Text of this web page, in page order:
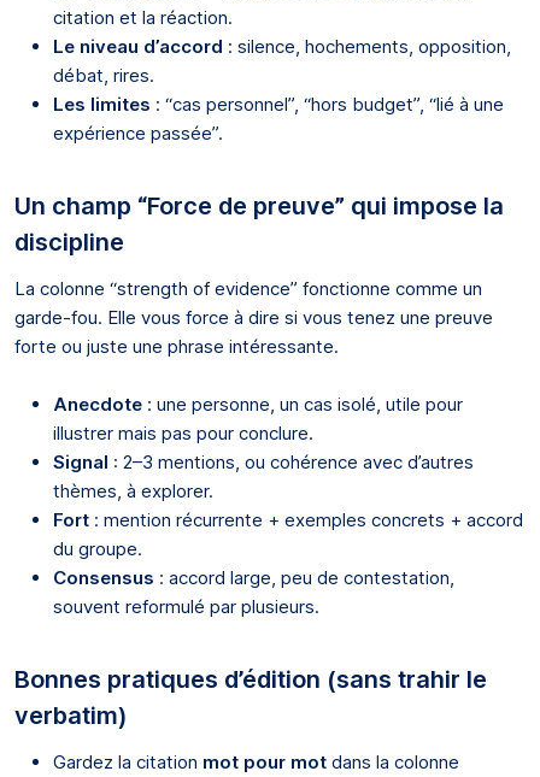
citation et la réaction.
Le niveau d’accord : silence, hochements, opposition,
débat, rires.
Les limites : “cas personnel”, “hors budget”, “lié à une
expérience passée”.
Un champ “Force de preuve” qui impose la
discipline
La colonne “strength of evidence” fonctionne comme un
garde-fou. Elle vous force à dire si vous tenez une preuve
forte ou juste une phrase intéressante.
Anecdote : une personne, un cas isolé, utile pour
illustrer mais pas pour conclure.
Signal : 2–3 mentions, ou cohérence avec d’autres
thèmes, à explorer.
Fort : mention récurrente + exemples concrets + accord
du groupe.
Consensus : accord large, peu de contestation,
souvent reformulé par plusieurs.
Bonnes pratiques d’édition (sans trahir le
verbatim)
Gardez la citation mot pour mot dans la colonne